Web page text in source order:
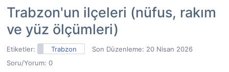
Trabzon'un ilçeleri (nüfus, rakım
ve yüz ölçümleri)
Etiketler: Trabzon Son Düzenleme: 20 Nisan 2026
Soru/Yorum: 0